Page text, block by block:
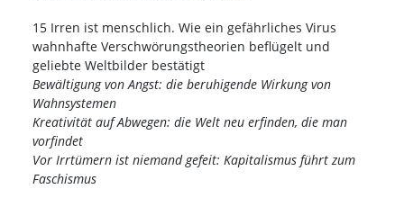
15 Irren ist menschlich. Wie ein gefährliches Virus
wahnhafte Verschwörungstheorien beflügelt und
geliebte Weltbilder bestätigt
Bewältigung von Angst: die beruhigende Wirkung von
Wahnsystemen
Kreativität auf Abwegen: die Welt neu erfinden, die man
vorfindet
Vor Irrtümern ist niemand gefeit: Kapitalismus führt zum
Faschismus